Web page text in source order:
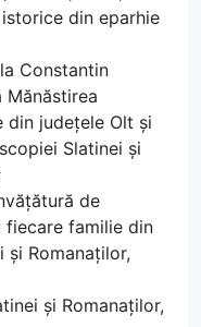
din eparhie
Constantin
Mănăstirea
din județele Olt și
Slatinei și
de
fiecare familie din
și Romanaților,
și Romanaților,